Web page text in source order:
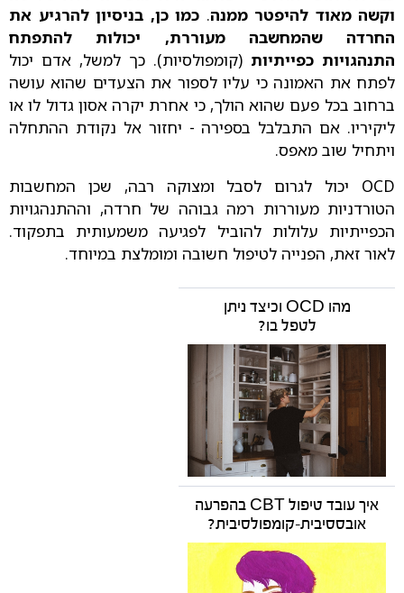
וקשה מאוד להיפטר ממנה. כמו כן, בניסיון להרגיע את
החרדה שהמחשבה מעוררת, יכולות להתפתח
התנהגויות כפייתיות (קומפולסיות). כך למשל, אדם יכול
לפתח את האמונה כי עליו לספור את הצעדים שהוא עושה
ברחוב בכל פעם שהוא הולך, כי אחרת יקרה אסון גדול לו או
ליקיריו. אם התבלבל בספירה - יחזור אל נקודת ההתחלה
ויתחיל שוב מאפס.
OCD יכול לגרום לסבל ומצוקה רבה, שכן המחשבות
הטורדניות מעוררות רמה גבוהה של חרדה, וההתנהגויות
הכפייתיות עלולות להוביל לפגיעה משמעותית בתפקוד.
לאור זאת, הפנייה לטיפול חשובה ומומלצת במיוחד.
מהו OC D וכיצד ניתן
לטפל בו?
איך עובד טיפול CBT בהפרעה
אובססיבית-קומפולסיבית?